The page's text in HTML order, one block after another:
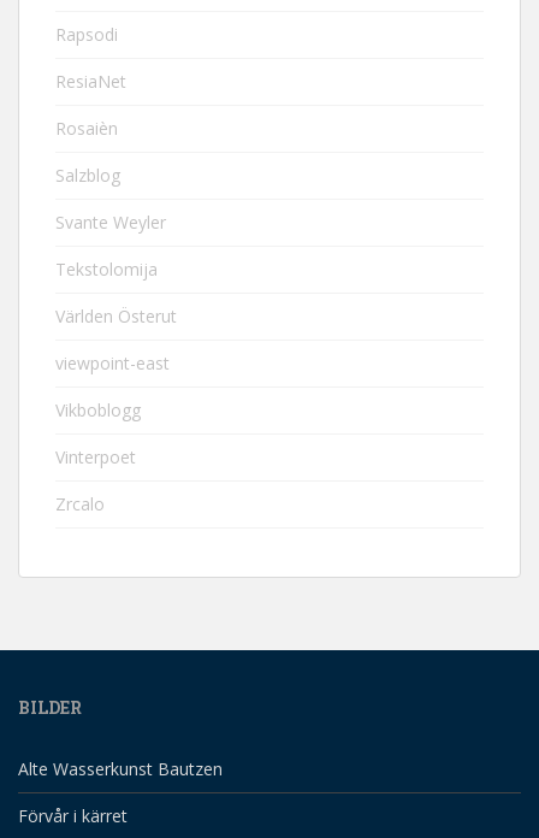
Rapsodi
ResiaNet
Rosaièn
Salzblog
Svante Weyler
Tekstolomija
Världen Österut
viewpoint-east
Vikboblogg
Vinterpoet
Zrcalo
BILDER
Alte Wasserkunst Bautzen
Förvår i kärret